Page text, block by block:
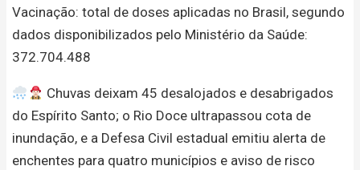
Vacinação: total de doses aplicadas no Brasil, segundo
dados disponibilizados pelo Ministério da Saúde:
372.704.488
Chuvas deixam 45 desalojados e desabrigados
do Espírito Santo; o Rio Doce ultrapassou cota de
inundação, e a Defesa Civil estadual emitiu alerta de
enchentes para quatro municípios e aviso de risco